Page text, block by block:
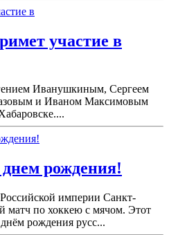
участие в
Иванушкиным, Сергеем
и Иваном Максимовым
рождения!
империи Санкт-
матч по хоккею с мячом. Этот
рождения русс...